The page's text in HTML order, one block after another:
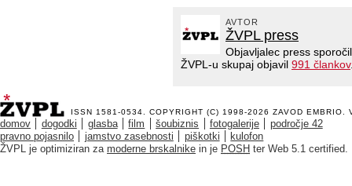
AVTOR
ŽVPL press
Objavljalec press
ŽVPL-u skupaj objavil 991 člankov
ISSN 1581-0534. COPYRIGHT (C) 1998-2026 ZAVOD EMBRIO .
domov dogodki glasba film šoubiznis fotogalerije
področje 42
pravno pojasnilo
jamstvo zasebnosti piškotki
kulofon
ŽVPL je optimiziran za moderne brskalnike in je POSH ter Web 5.1 certified.